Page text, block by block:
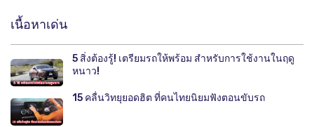
เนื้อหาเด่น
5 สิ่งต้องรู้! เตรียมรถให้พร้อม สำหรับการใช้งานในฤดู
หนาว!
15 คลื่นวิทยุยอดฮิต ที่คนไทยนิยมฟังตอนขับรถ